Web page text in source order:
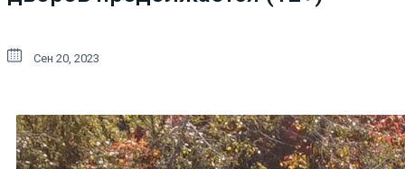
Сен 20, 2023